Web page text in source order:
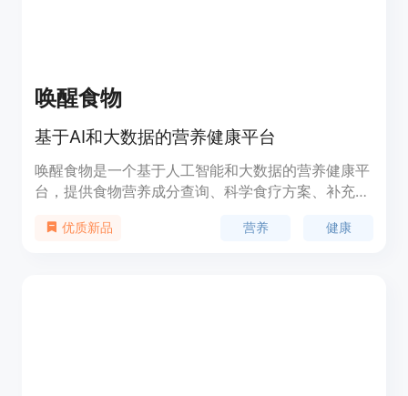
唤醒食物
基于AI和大数据的营养健康平台
唤醒食物是一个基于人工智能和大数据的营养健康平
台，提供食物营养成分查询、科学食疗方案、补充剂
合PubMed等权威数据源，为用户提供个性化的营养
优质新品 营养 健康